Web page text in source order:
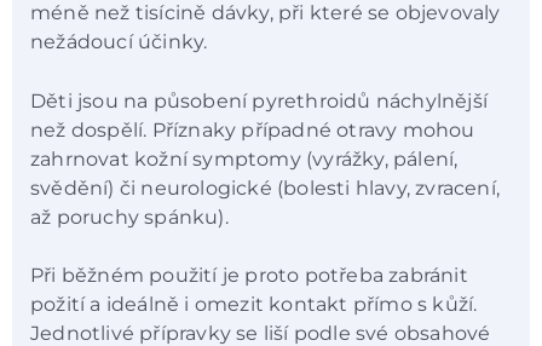
méně než tisícině dávky, při které se objevovaly
nežádoucí účinky.
Děti jsou na působení pyrethroidů náchylnější
než dospělí. Příznaky případné otravy mohou
zahrnovat kožní symptomy (vyrážky, pálení,
svědění) či neurologické (bolesti hlavy, zvracení,
až poruchy spánku).
Při běžném použití je proto potřeba zabránit
požití a ideálně i omezit kontakt přímo s kůží.
Jednotlivé přípravky se liší podle své obsahové